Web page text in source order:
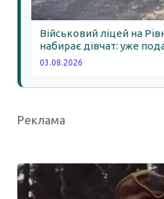
Військовий ліцей на
набирає дівчат: уже
03.08.2026
Реклама